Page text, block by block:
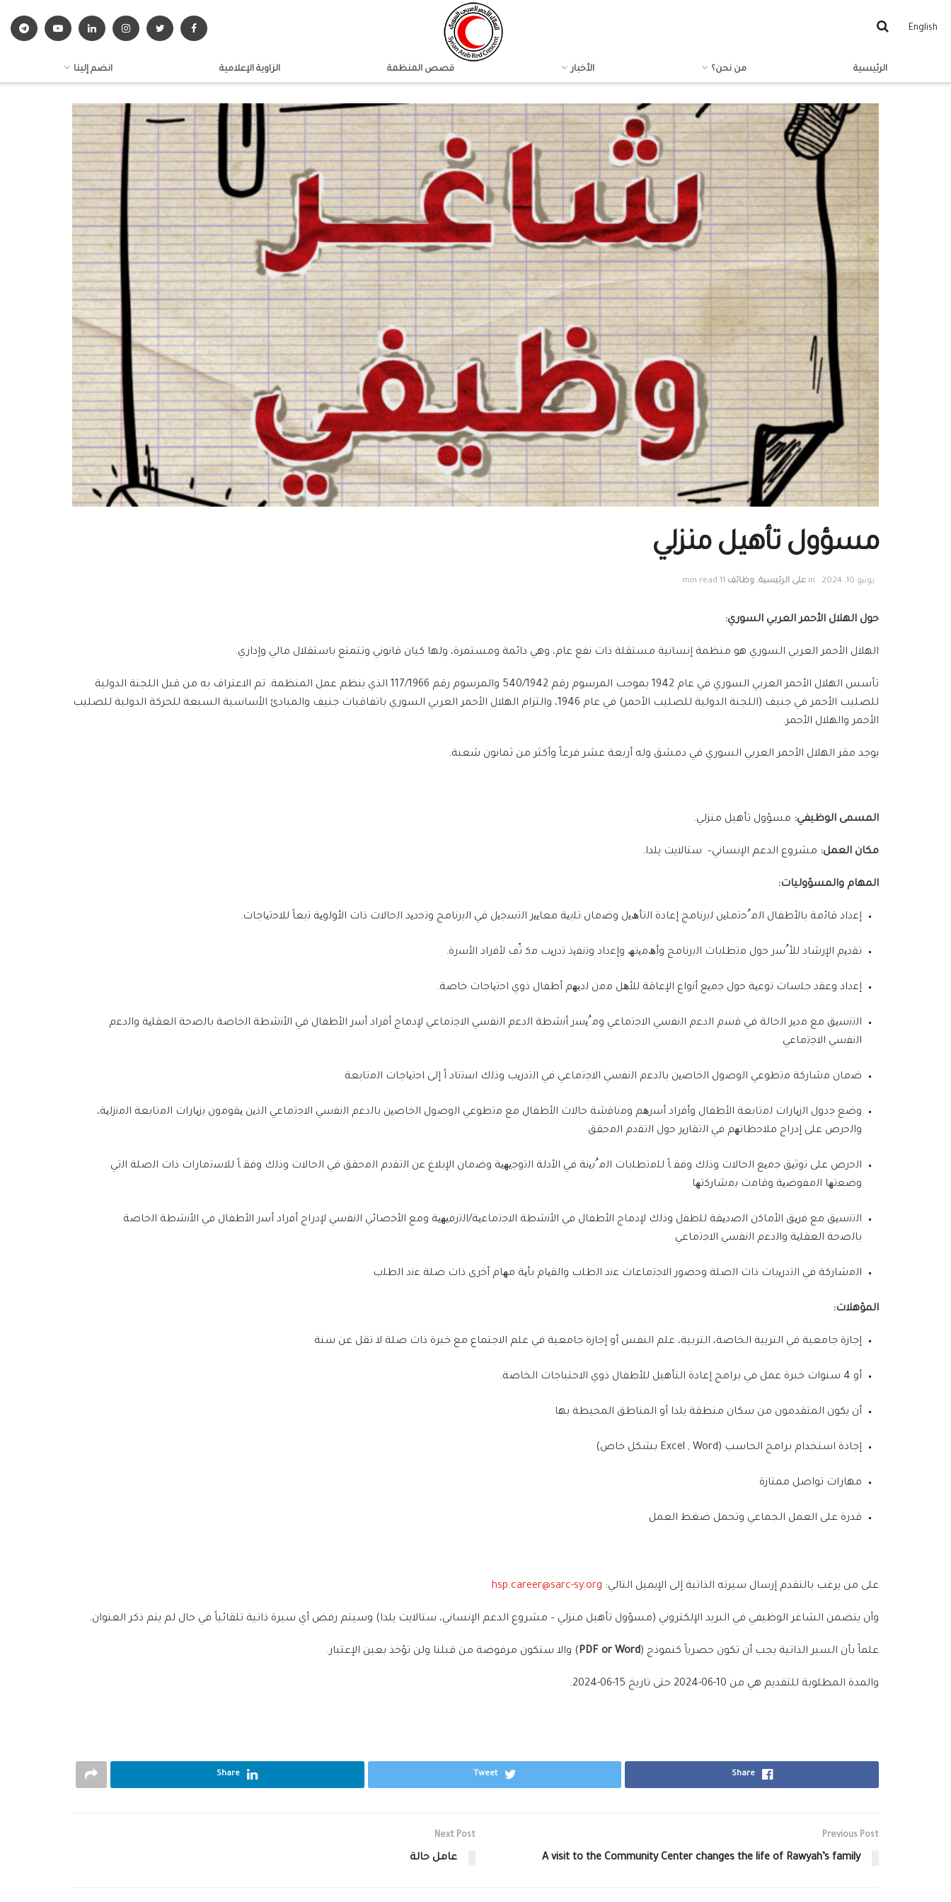
English
الرئيسية من نحن؟ الأخبار قصص المنظمة الزاوية الإعلامية انضم إلينا
مسؤول تأهيل منزلي
يونيو 10, 2024 in على الرئيسية, وظائف 11 min read
حول الهلال الأحمر العربي السوري:
الهلال الأحمر العربي السوري هو منظمة إنسانية مستقلة ذات نفع عام، وهي دائمة ومستمرة، ولها كيان قانوني وتتمتع باستقلال مالي وإداري.
تأسس الهلال الأحمر العربي السوري في عام 1942 بموجب المرسوم رقم 540/1942 والمرسوم رقم 117/1966 الذي ينظم عمل المنظمة. تم الاعتراف به من قبل اللجنة الدولية
للصليب الأحمر في جنيف (اللجنة الدولية للصليب الأحمر) في عام 1946، والتزام الهلال الأحمر العربي السوري باتفاقيات جنيف والمبادئ الأساسية السبعة للحركة الدولية للصليب
الأحمر والهلال الأحمر.
يوجد مقر الهلال الأحمر العربي السوري في دمشق وله أربعة عشر فرعاً وأكثر من ثمانون شعبة.
المسمى الوظيفي: مسؤول تأهيل منزلي.
مكان العمل: مشروع الدعم الإنساني– ستالايت يلدا.
المهام والمسؤوليات:
إﻋداد ﻗﺎﺋﻣﺔ ﺑﺎﻷطﻔﺎل اﻟﻣ ُﺣﺗﻣﻠﯾن ﻟﺑرﻧﺎﻣﺞ إﻋﺎدة اﻟﺗﺄھﯾل وﺿﻣﺎن ﺗﻠﺑﯾﺔ ﻣﻌﺎﯾﯾر اﻟﺗﺳﺟﯾل ﻓﻲ اﻟﺑرﻧﺎﻣﺞ وﺗﺣدﯾد اﻟﺣﺎﻻت ذات اﻷوﻟوﯾﺔ ﺗﺑﻌﺎً ﻟﻼﺣﺗﯾﺎﺟﺎت.
ﺗﻘدﯾم اﻹرﺷﺎد ﻟﻸ ُﺳر ﺣول ﻣﺗطﻠﺑﺎت اﻟﺑرﻧﺎﻣﺞ وأھﻣﯾﺗﮫ وإﻋداد وﺗﻧﻔﯾذ ﺗدرﯾب ﻣﻛ ﺛّف ﻷﻓراد اﻷﺳرة.
إﻋداد وﻋﻘد ﺟﻠﺳﺎت ﺗوﻋﯾﺔ ﺣول ﺟﻣﯾﻊ أﻧواع اﻹﻋﺎﻗﺔ ﻟﻸھل ﻣﻣن ﻟدﯾﮭم أطﻔﺎل ذوي اﺣﺗﯾﺎﺟﺎت ﺧﺎﺻﺔ.
اﻟﺗﻧﺳﯾﻖ ﻣﻊ ﻣدﯾر اﻟﺣﺎﻟﺔ ﻓﻲ ﻗﺳم اﻟدﻋم اﻟﻧﻔﺳﻲ اﻻﺟﺗﻣﺎﻋﻲ وﻣ ُﯾﺳر أﻧﺷطﺔ اﻟدﻋم اﻟﻧﻔﺳﻲ اﻻﺟﺗﻣﺎﻋﻲ ﻹدﻣﺎج أﻓراد أﺳر اﻷطﻔﺎل ﻓﻲ اﻷﻧﺷطﺔ اﻟﺧﺎﺻﺔ ﺑﺎﻟﺻﺣﺔ اﻟﻌﻘﻠﯾﺔ واﻟدﻋم
اﻟﻧﻔﺳﻲ اﻻﺟﺗﻣﺎﻋﻲ
ﺿﻣﺎن ﻣﺷﺎرﻛﺔ ﻣﺗطوﻋﻲ اﻟوﺻول اﻟﺧﺎﺻﯾن ﺑﺎﻟدﻋم اﻟﻧﻔﺳﻲ اﻻﺟﺗﻣﺎﻋﻲ ﻓﻲ اﻟﺗدرﯾب وذﻟك اﺳﺗﻧﺎد اً إﻟﻰ اﺣﺗﯾﺎﺟﺎت اﻟﻣﺗﺎﺑﻌﺔ
وﺿﻊ ﺟدول اﻟزﯾﺎرات ﻟﻣﺗﺎﺑﻌﺔ اﻷطﻔﺎل وأﻓراد أﺳرھم وﻣﻧﺎﻗﺷﺔ ﺣﺎﻻت اﻷطﻔﺎل ﻣﻊ ﻣﺗطوﻋﻲ اﻟوﺻول اﻟﺧﺎﺻﯾن ﺑﺎﻟدﻋم اﻟﻧﻔﺳﻲ اﻻﺟﺗﻣﺎﻋﻲ اﻟذﯾن ﯾﻘوﻣون ﺑزﯾﺎرات اﻟﻣﺗﺎﺑﻌﺔ اﻟﻣﻧزﻟﯾﺔ،
واﻟﺣرص ﻋﻠﻰ إدراج ﻣﻼﺣظﺎﺗﮭم ﻓﻲ اﻟﺗﻘﺎرﯾر ﺣول اﻟﺗﻘدم اﻟﻣﺣﻘﻖ
اﻟﺣرص ﻋﻠﻰ ﺗوﺛﯾﻖ ﺟﻣﯾﻊ اﻟﺣﺎﻻت وذﻟك وﻓﻘ ﺎً ﻟﻠﻣﺗطﻠﺑﺎت اﻟﻣ ُﺑﯾﻧﺔ ﻓﻲ اﻷدﻟﺔ اﻟﺗوﺟﯾﮭﯾﺔ وﺿﻣﺎن اﻹﺑﻼغ ﻋن اﻟﺗﻘدم اﻟﻣﺣﻘﻖ ﻓﻲ اﻟﺣﺎﻻت وذﻟك وﻓﻘ ﺎً ﻟﻼﺳﺗﻣﺎرات ذات اﻟﺻﻠﺔ اﻟﺗﻲ
وﺿﻌﺗﮭﺎ اﻟﻣﻔوﺿﯾﺔ وﻗﺎﻣت ﺑﻣﺷﺎرﻛﺗﮭﺎ
اﻟﺗﻧﺳﯾﻖ ﻣﻊ ﻓرﯾﻖ اﻷﻣﺎﻛن اﻟﺻدﯾﻘﺔ ﻟﻠطﻔل وذﻟك ﻹدﻣﺎج اﻷطﻔﺎل ﻓﻲ اﻷﻧﺷطﺔ اﻻﺟﺗﻣﺎﻋﯾﺔ/اﻟﺗرﻓﯾﮭﯾﺔ وﻣﻊ اﻷﺧﺻﺎﺋﻲ اﻟﻧﻔﺳﻲ ﻹدراج أﻓراد أﺳر اﻷطﻔﺎل ﻓﻲ اﻷﻧﺷطﺔ اﻟﺧﺎﺻﺔ
ﺑﺎﻟﺻﺣﺔ اﻟﻌﻘﻠﯾﺔ واﻟدﻋم اﻟﻧﻔﺳﻲ اﻻﺟﺗﻣﺎﻋﻲ
اﻟﻣﺷﺎرﻛﺔ ﻓﻲ اﻟﺗدرﯾﺑﺎت ذات اﻟﺻﻠﺔ وﺣﺿور اﻻﺟﺗﻣﺎﻋﺎت ﻋﻧد اﻟطﻠب واﻟﻘﯾﺎم ﺑﺄﯾﺔ ﻣﮭﺎم أﺧرى ذات ﺻﻠﺔ ﻋﻧد اﻟطﻠب
المؤهلات:
إجازة جامعية في التريية الخاصة، التربية، علم النفس أو إجازة جامعية في علم الاجتماع مع خبرة ذات صلة لا تقل عن سنة
أو 4 سنوات خبرة عمل في برامج إعادة التأهيل للأطفال ذوي الاحتياجات الخاصة.
أن يكون المتقدمون من سكان منطقة يلدا أو المناطق المحيطة بها
إجادة استخدام برامج الحاسب (Excel , Word بشكل خاص)
مهارات تواصل ممتازة
قدرة على العمل الجماعي وتحمل ضغط العمل
على من يرغب بالتقدم إرسال سيرته الذاتية إلى الإيميل التالي: hsp.career@sarc-sy.org
وأن يتضمن الشاغر الوظيفي في البريد الإلكتروني (مسؤول تأهيل منزلي – مشروع الدعم الإنساني، ستالايت يلدا) وسيتم رفض أي سيرة ذاتية تلقائياً في حال لم يتم ذكر العنوان.
علماً بأن السير الذاتية يجب أن تكون حصرياً كنموذج (PDF or Word) والا ستكون مرفوضة من قبلنا ولن تؤخذ بعين الإعتبار.
والمدة المطلوبة للتقديم هي من حتى تاريخ 15-06-2024.
Share
Tweet
Share
Previous Post
A visit to the Community Center changes the life of Rawyah’s family
Next Post
عامل حالة